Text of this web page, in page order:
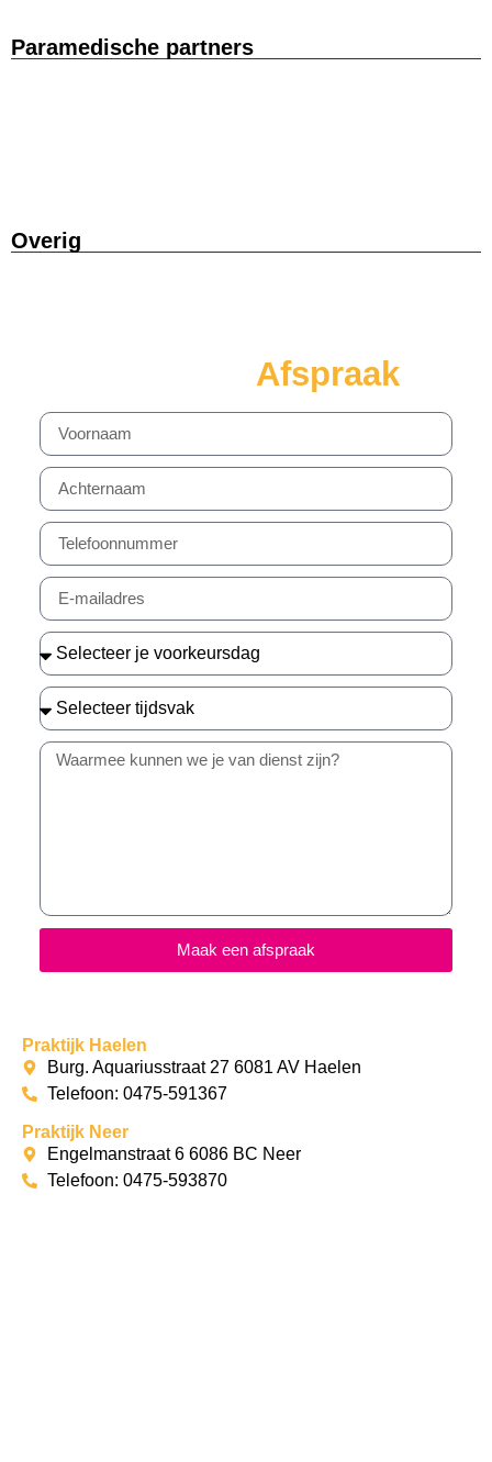
Paramedische partners
Overig
Afspraak
Maak een afspraak
Praktijk Haelen
Burg. Aquariusstraat 27 6081 AV Haelen
Telefoon: 0475-591367
Praktijk Neer
Engelmanstraat 6 6086 BC Neer
Telefoon: 0475-593870